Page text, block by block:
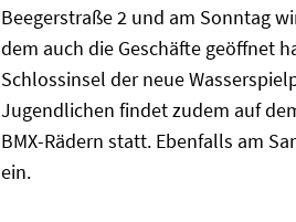
Beegerstraße 2 und am Sonntag
dem auch die Geschäfte geöffnet
Schlossinsel der neue
Jugendlichen findet zudem auf
BMX-Rädern statt. Ebenfalls am
ein.